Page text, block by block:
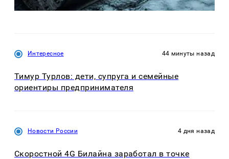
Интересное 44 минуты назад
Тимур Турлов: дети, супруга и семейные
ориентиры предпринимателя
Новости России 4 дня назад
Скоростной 4G Билайна заработал в точке